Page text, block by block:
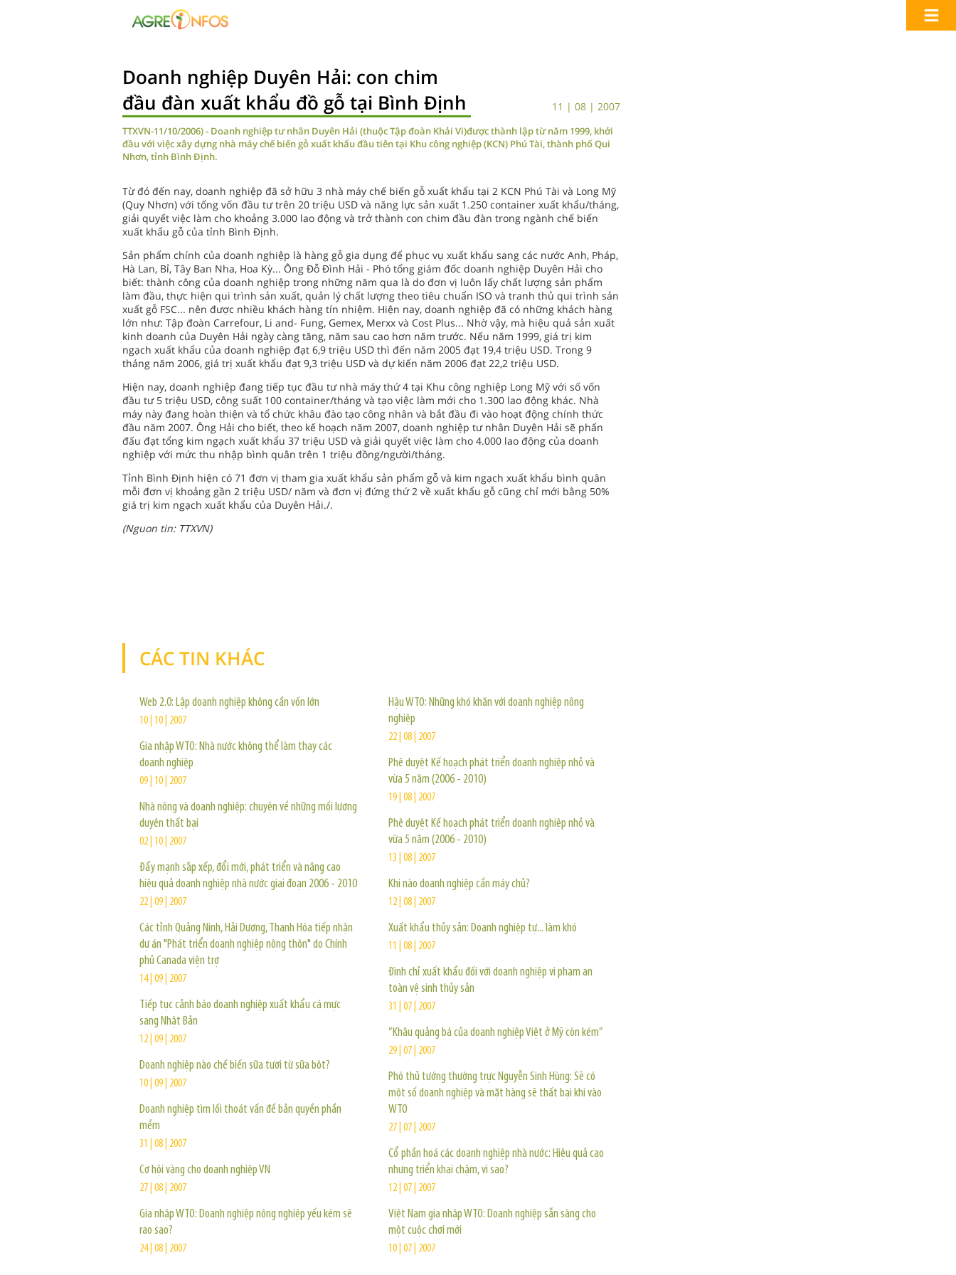
Doanh nghiệp Duyên Hải: con chim
đầu đàn xuất khẩu đồ gỗ tại Bình Định
11 | 08 | 2007
TTXVN-11/10/2006) - Doanh nghiệp tư nhân Duyên Hải (thuộc Tập đoàn Khải Vi)được thành lập từ năm 1999, khởi
đầu với việc xây dựng nhà máy chế biến gỗ xuất khẩu đầu tiên tại Khu công nghiệp (KCN) Phú Tài, thành phố Qui
Nhơn, tỉnh Bình Định.
Từ đó đến nay, doanh nghiệp đã sở hữu 3 nhà máy chế biến gỗ xuất khẩu tại 2 KCN Phú Tài và Long Mỹ
(Quy Nhơn) với tổng vốn đầu tư trên 20 triệu USD và năng lực sản xuất 1.250 container xuất khẩu/tháng,
giải quyết việc làm cho khoảng 3.000 lao động và trở thành con chim đầu đàn trong ngành chế biến
xuất khẩu gỗ của tỉnh Bình Định.
Sản phẩm chính của doanh nghiệp là hàng gỗ gia dụng để phục vụ xuất khẩu sang các nước Anh, Pháp,
Hà Lan, Bỉ, Tây Ban Nha, Hoa Kỳ... Ông Đỗ Đình Hải - Phó tổng giám đốc doanh nghiệp Duyên Hải cho
biết: thành công của doanh nghiệp trong những năm qua là do đơn vị luôn lấy chất lượng sản phẩm
làm đầu, thực hiện qui trình sản xuất, quản lý chất lượng theo tiêu chuẩn ISO và tranh thủ qui trình sản
xuất gỗ FSC... nên được nhiều khách hàng tín nhiệm. Hiện nay, doanh nghiệp đã có những khách hàng
lớn như: Tập đoàn Carrefour, Li and- Fung, Gemex, Merxx và Cost Plus... Nhờ vậy, mà hiệu quả sản xuất
kinh doanh của Duyên Hải ngày càng tăng, năm sau cao hơn năm trước. Nếu năm 1999, giá trị kim
ngạch xuất khẩu của doanh nghiệp đạt 6,9 triệu USD thì đến năm 2005 đạt 19,4 triệu USD. Trong 9
tháng năm 2006, giá trị xuất khẩu đạt 9,3 triệu USD và dự kiến năm 2006 đạt 22,2 triệu USD.
Hiện nay, doanh nghiệp đang tiếp tục đầu tư nhà máy thứ 4 tại Khu công nghiệp Long Mỹ với số vốn
đầu tư 5 triệu USD, công suất 100 container/tháng và tạo việc làm mới cho 1.300 lao động khác. Nhà
máy này đang hoàn thiện và tổ chức khâu đào tạo công nhân và bắt đầu đi vào hoạt động chính thức
đầu năm 2007. Ông Hải cho biết, theo kế hoạch năm 2007, doanh nghiệp tư nhân Duyên Hải sẽ phấn
đấu đạt tổng kim ngạch xuất khẩu 37 triệu USD và giải quyết việc làm cho 4.000 lao động của doanh
nghiệp với mức thu nhập bình quân trên 1 triệu đồng/người/tháng.
Tỉnh Bình Định hiện có 71 đơn vị tham gia xuất khẩu sản phẩm gỗ và kim ngạch xuất khẩu bình quân
mỗi đơn vị khoảng gần 2 triệu USD/ năm và đơn vị đứng thứ 2 về xuất khẩu gỗ cũng chỉ mới bằng 50%
giá trị kim ngạch xuất khẩu của Duyên Hải./.
(Nguon tin: TTXVN)
CÁC TIN KHÁC
Web 2.0: Lập doanh nghiệp không cần vốn lớn
10 | 10 | 2007
Gia nhập WTO: Nhà nước không thể làm thay các
doanh nghiệp
09 | 10 | 2007
Nhà nông và doanh nghiệp: chuyện về những mối lương
duyên thất bại
02 | 10 | 2007
Đẩy mạnh sắp xếp, đổi mới, phát triển và nâng cao
hiệu quả doanh nghiệp nhà nước giai đoạn 2006 - 2010
22 | 09 | 2007
Các tỉnh Quảng Ninh, Hải Dương, Thanh Hóa tiếp nhận
dự án "Phát triển doanh nghiệp nông thôn" do Chính
phủ Canada viện trợ
14 | 09 | 2007
Tiếp tục cảnh báo doanh nghiệp xuất khẩu cá mực
sang Nhật Bản
12 | 09 | 2007
Doanh nghiệp nào chế biến sữa tươi từ sữa bột?
10 | 09 | 2007
Doanh nghiệp tìm lối thoát vấn đề bản quyền phần
mềm
31 | 08 | 2007
Cơ hội vàng cho doanh nghiệp VN
27 | 08 | 2007
Gia nhập WTO: Doanh nghiệp nông nghiệp yếu kém sẽ
rao sao?
24 | 08 | 2007
Hậu WTO: Những khó khăn với doanh nghiệp nông
nghiệp
22 | 08 | 2007
Phê duyệt Kế hoạch phát triển doanh nghiệp nhỏ và
vừa 5 năm (2006 - 2010)
19 | 08 | 2007
Phê duyệt Kế hoạch phát triển doanh nghiệp nhỏ và
vừa 5 năm (2006 - 2010)
13 | 08 | 2007
Khi nào doanh nghiệp cần máy chủ?
12 | 08 | 2007
Xuất khẩu thủy sản: Doanh nghiệp tự... làm khó
11 | 08 | 2007
Đình chỉ xuất khẩu đối với doanh nghiệp vi phạm an
toàn vệ sinh thủy sản
31 | 07 | 2007
“Khâu quảng bá của doanh nghiệp Việt ở Mỹ còn kém”
29 | 07 | 2007
Phó thủ tướng thường trực Nguyễn Sinh Hùng: Sẽ có
một số doanh nghiệp và mặt hàng sẽ thất bại khi vào
WTO
27 | 07 | 2007
Cổ phần hoá các doanh nghiệp nhà nước: Hiệu quả cao
nhưng triển khai chậm, vì sao?
12 | 07 | 2007
Việt Nam gia nhập WTO: Doanh nghiệp sẵn sàng cho
một cuộc chơi mới
10 | 07 | 2007